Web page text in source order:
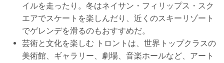
イルを走ったり。冬はネイサン・フィリップス・スク
エアでスケートを楽しんだり、近くのスキーリゾート
でゲレンデを滑るのもおすすめだ。
芸術と文化を楽しむ トロントは、世界トップクラスの
美術館、ギャラリー、劇場、音楽ホールなど、アート